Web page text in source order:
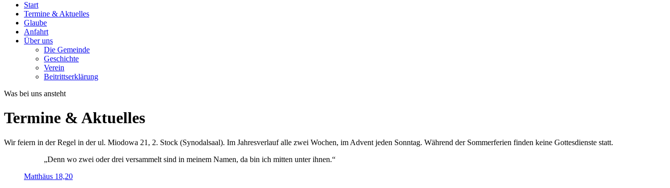
Start
Termine & Aktuelles
Glaube
Anfahrt
Über uns
Die Gemeinde
Geschichte
Verein
Beitrittserklärung
Was bei uns ansteht
Termine & Aktuelles
Wir feiern in der Regel in der ul. Miodowa 21, 2. Stock (Synodalsaal). Im Jahresverlauf alle zwei Wochen, im Advent jeden Sonntag. Während der Sommerferien finden keine Gottesdienste statt.
„Denn wo zwei oder drei versammelt sind in meinem Namen, da bin ich mitten unter ihnen.“
Matthäus 18,20